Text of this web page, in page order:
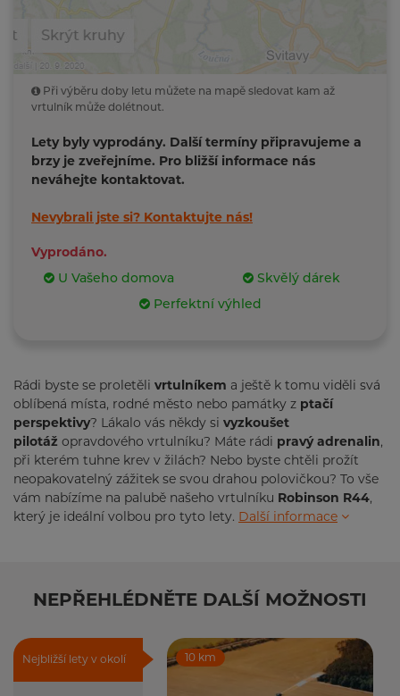
Při výběru doby letu můžete na mapě sledovat kam až
vrtulník může dolétnout.
Lety byly vyprodány. Další termíny připravujeme a
brzy je zveřejníme. Pro bližší informace nás
neváhejte kontaktovat.
Nevybrali jste si? Kontaktujte nás!
Vyprodáno.
U Vašeho domova
Skvělý dárek
Perfektní výhled
Rádi byste se proletěli vrtulníkem a ještě k tomu viděli svá
oblíbená místa, rodné město nebo památky z ptačí
perspektivy? Lákalo vás někdy si vyzkoušet
pilotáž opravdového vrtulníku? Máte rádi pravý adrenalin,
při kterém tuhne krev v žilách? Nebo byste chtěli prožít
neopakovatelný zážitek se svou drahou polovičkou? To vše
vám nabízíme na palubě našeho vrtulníku Robinson R44,
který je ideální volbou pro tyto lety. Další informace
NEPŘEHLÉDNĚTE DALŠÍ MOŽNOSTI
Nejbližší lety v okolí 10 km